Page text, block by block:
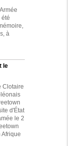
à
le
Clotaire
d'État
le 2